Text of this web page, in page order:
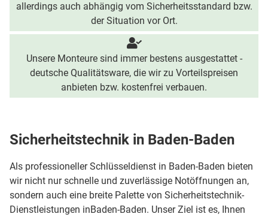
allerdings auch abhängig vom Sicherheitsstandard bzw.
der Situation vor Ort.
Unsere Monteure sind immer bestens ausgestattet -
deutsche Qualitätsware, die wir zu Vorteilspreisen
anbieten bzw. kostenfrei verbauen.
Sicherheitstechnik in Baden-Baden
Als professioneller Schlüsseldienst in Baden-Baden bieten
wir nicht nur schnelle und zuverlässige Notöffnungen an,
sondern auch eine breite Palette von Sicherheitstechnik-
Dienstleistungen inBaden-Baden. Unser Ziel ist es, Ihnen